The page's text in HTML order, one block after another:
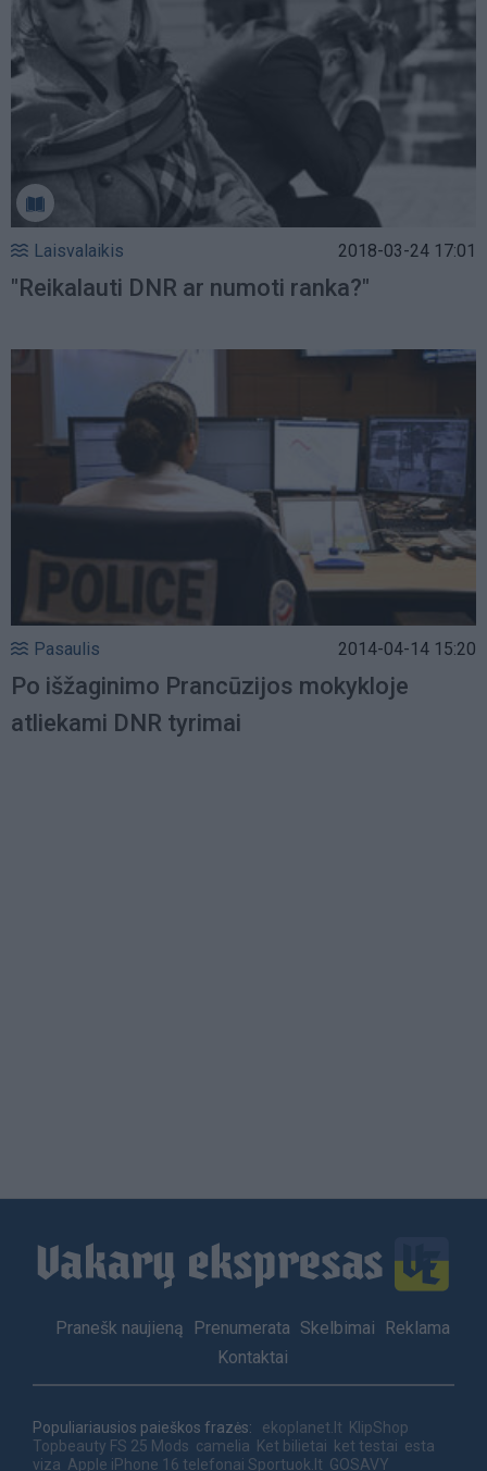
Laisvalaikis 2018-03-24 17:01
"Reikalauti DNR ar numoti ranka?"
Pasaulis 2014-04-14 15:20
Po išžaginimo Prancūzijos mokykloje
atliekami DNR tyrimai
Footer
Pranešk naujieną Prenumerata Skelbimai
Reklama
Kontaktai
Populiariausios paieškos frazės: ekoplanet.lt KlipShop
Topbeauty FS 25 Mods camelia Ket bilietai ket testai esta
viza Apple iPhone 16 telefonai Sportuok.lt GOSAVY